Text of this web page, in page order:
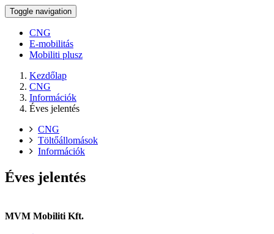
Toggle navigation
CNG
E-mobilitás
Mobiliti plusz
Kezdőlap
CNG
Információk
Éves jelentés
CNG
Töltőállomások
Információk
Éves jelentés
MVM Mobiliti Kft.